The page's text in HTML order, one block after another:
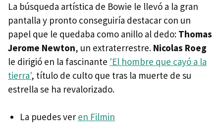
La búsqueda artística de Bowie le llevó a la gran
pantalla y pronto conseguiría destacar con un
papel que le quedaba como anillo al dedo: Thomas
Jerome Newton, un extraterrestre. Nicolas Roeg
le dirigió en la fascinante 'El hombre que cayó a la
tierra', título de culto que tras la muerte de su
estrella se ha revalorizado.
La puedes ver en Filmin